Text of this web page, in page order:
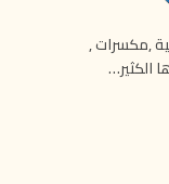
,مكسرات ,
الكثير…